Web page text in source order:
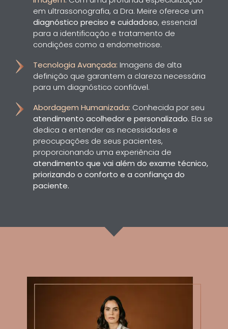
em ultrassonografia, a Dra. Meire oferece um
diagnóstico preciso e cuidadoso, essencial
para a identificação e tratamento de
condições como a endometriose.
Tecnologia Avançada: Imagens de alta
definição que garantem a clareza necessária
para um diagnóstico confiável.
Abordagem Humanizada: Conhecida por seu
atendimento acolhedor e personalizado. Ela se
dedica a entender as necessidades e
preocupações de seus pacientes,
proporcionando uma experiência de
atendimento que vai além do exame técnico,
priorizando o conforto e a confiança do
paciente.